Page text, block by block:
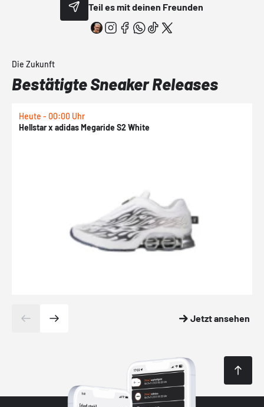
Teil es mit deinen Freunden
Die Zukunft
Bestätigte Sneaker Releases
Heute - 00:00 Uhr
Hellstar x adidas Megaride S2 White
Jetzt ansehen